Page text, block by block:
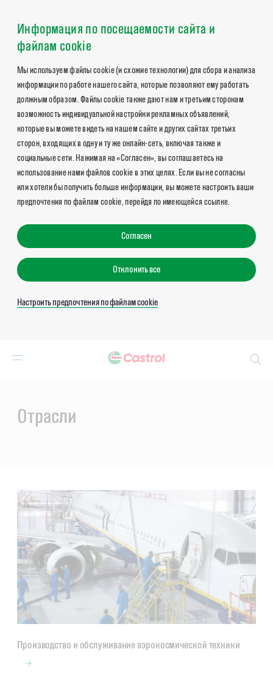
Информация по посещаемости сайта и
файлам cookie
Мы используем файлы cookie (и схожие технологии) для сбора и анализа
информации по работе нашего сайта, которые позволяют ему работать
должным образом. Файлы cookie также дают нам и третьим сторонам
возможность индивидуальной настройки рекламных объявлений,
которые вы можете видеть на нашем сайте и других сайтах третьих
сторон, входящих в одну и ту же онлайн-сеть, включая также и
социальные сети. Нажимая на «Согласен», вы соглашаетесь на
использование нами файлов cookie в этих целях. Если вы не согласны
или хотели бы получить больше информации, вы можете настроить ваши
предпочтения по файлам cookie, перейдя по имеющейся ссылке.
Согласен
Отклонить все
Настроить предпочтения по файлам cookie
Отрасли
Производство и обслуживание аэрокосмической техники